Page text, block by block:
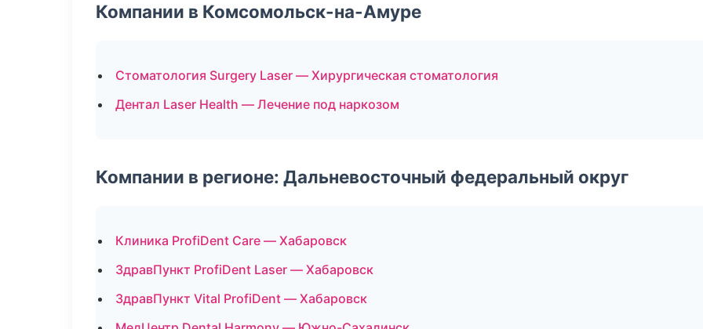
Компании в Комсомольск-на-Амуре
Стоматология Surgery Laser — Хирургическая стоматология
Дентал Laser Health — Лечение под наркозом
Компании в регионе: Дальневосточный федеральный округ
Клиника ProfiDent Care — Хабаровск
ЗдравПункт ProfiDent Laser — Хабаровск
ЗдравПункт Vital ProfiDent — Хабаровск